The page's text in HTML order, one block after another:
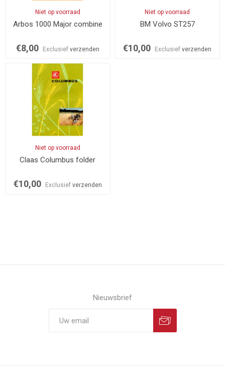
Niet op voorraad
Arbos 1000 Major combine
€8,00 Exclusief verzenden
Niet op voorraad
BM Volvo ST257
€10,00 Exclusiefverzenden
Niet op voorraad
Claas Columbus folder
€10,00 Exclusief verzenden
Nieuwsbrief